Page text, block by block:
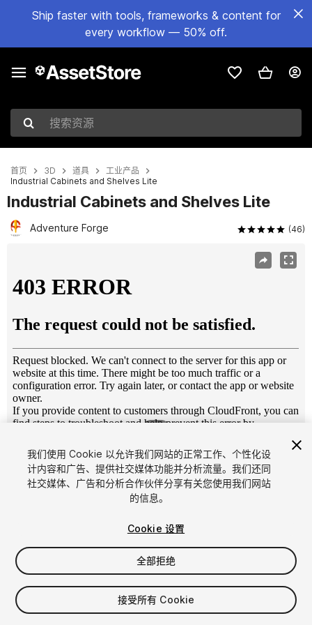
Ship faster with tools, frameworks & content for
every workflow — 50% off.
搜索资源
首页 3D 道具
工业产品
Industrial Cabinets and Shelves Lite
Industrial Cabinets and Shelves Lite
Adventure Forge (46)
FREE
94viewsin the past week
我们使用 Cookie 以允许我们网站的正常工作、个性化设
计内容和广告、提供社交媒体功能并分析流量。我们还同
社交媒体、广告和分析合作伙伴分享有关您使用我们网站
的信息。
Cookie 设置
全部拒绝
接受所有 Cookie